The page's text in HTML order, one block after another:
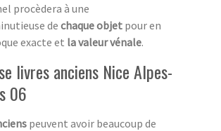
procèdera à une
de chaque objet pour en
exacte et la valeur vénale.
livres anciens Nice Alpes-
06
peuvent avoir beaucoup de